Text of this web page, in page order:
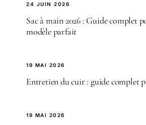
24 JUIN 2026
Sac à main 2026 : Guide complet
modèle parfait
19 MAI 2026
Entretien du cuir : guide complet
19 MAI 2026